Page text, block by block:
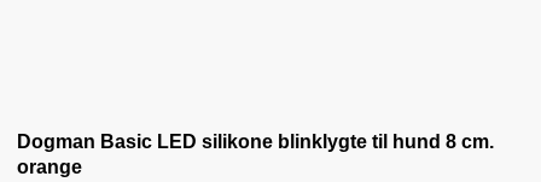
Dogman Basic LED silikone blinklygte til hund 8 cm.
orange